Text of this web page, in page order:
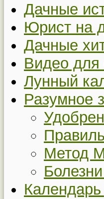
Дачные
Юрист на
Дачные
Видео для
Лунный
Разумное
Метод